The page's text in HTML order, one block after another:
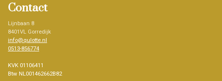
Contact
Lijnbaan 8
8401VL Gorredijk
info@qulotte.nl
0513-856774
KVK 01106411
Btw NL001462662B82